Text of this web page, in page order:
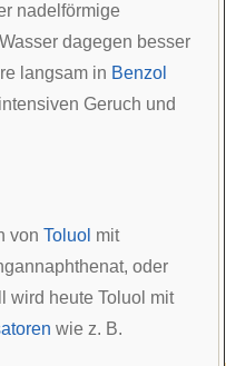
nadelförmige
dagegen besser
langsam in Benzol
Geruch und
von Toluol mit
, oder
wird heute Toluol mit
wie z. B.